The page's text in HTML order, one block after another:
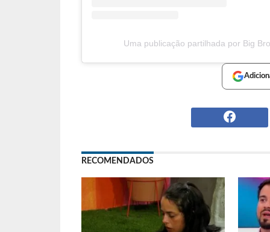
Uma publicação partilhada por Big
RECOMENDADOS